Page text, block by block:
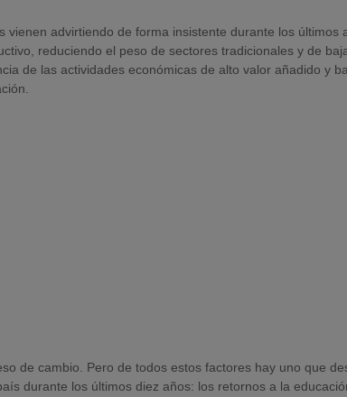
advirtiendo de forma insistente durante los últimos
reduciendo el peso de sectores tradicionales y de
de las actividades económicas de alto valor añadido y
de cambio. Pero de todos estos factores hay uno que
durante los últimos diez años: los retornos a la